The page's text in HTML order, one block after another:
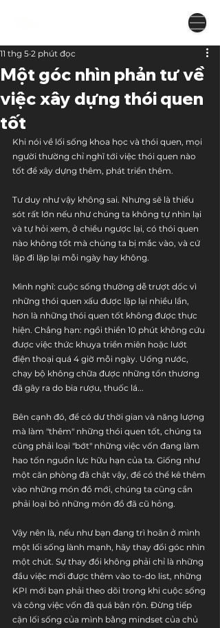
Một góc nhìn phản tư về
việc xây dựng thói quen
tốt
11 thg 5 2 phút đọc
Khi nói về lối sống khoa học và thói quen, mọi
người thường chỉ nghĩ tới việc thói quen nào
tốt để xây dựng thêm, phát triển thêm.
Tư duy như vậy không sai. Nhưng sẽ là thiếu
sót rất lớn nếu như chúng ta không tự nhìn lại
và tự hỏi xem, ở chiều ngược lại, có thói quen
nào không tốt mà chúng ta bị mắc vào, và cứ
lặp đi lặp lại mỗi ngày hay không.
Mình nghĩ: cuộc sống thường dễ trượt dốc vì
những thói quen xấu được lặp lại nhiều lần,
hơn là những thói quen tốt không được thực
hiện. Chẳng hạn: ngồi thiền 10 phút không cứu
được việc thức khuya triền miên hoặc lướt
điện thoại quá 4 giờ mỗi ngày. Uống nước,
chạy bộ không chữa được những tổn thương
đã gây ra do bia rượu, thuốc lá...
Bên cạnh đó, để có dư thời gian và năng lượng
mà làm "thêm" những thói quen tốt, chúng ta
cũng phải loại "bớt" những việc vốn đang làm
hao tốn nguồn lực hữu hạn của ta. Giống như
một căn phòng đã chật vậy, để có thể kê thêm
vào những món đồ mới, chúng ta cũng cần
phải loại bỏ những món đồ đã cũ hỏng.
Vậy nên là, nếu như bạn đang trì hoãn ở mình
một lối sống lành mạnh, hãy thay đổi góc nhìn
một chút. Sự thay đổi không phải chỉ là những
đầu việc mới được thêm vào to-do list, những
KPI mới bạn phải theo dõi trong khi cuộc sống
và công việc vốn đã quá bận rộn. Đừng tiếp
cận lối sống của mình bằng mindset của chủ